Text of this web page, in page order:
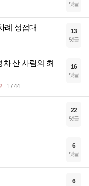
댓글
례 성접대 13
댓글
산 사람의 최
17:44
16
댓글
22
댓글
6
댓글
6